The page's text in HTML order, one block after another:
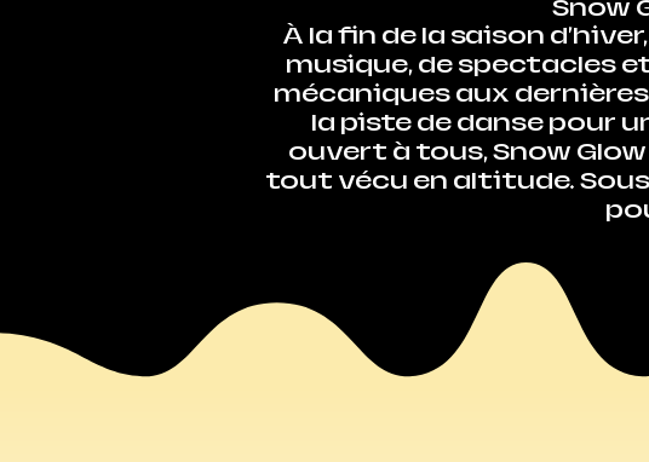
Snow
À la fin de la saison
musique, de spectacles
mécaniques aux
la piste de danse pour
ouvert à tous, Snow
tout vécu en altitude. Sous